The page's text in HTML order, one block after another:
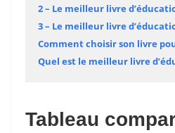
2 – Le meilleur livre
3 – Le meilleur livre
Comment choisir son livre
Quel est le meilleur livre
Tableau